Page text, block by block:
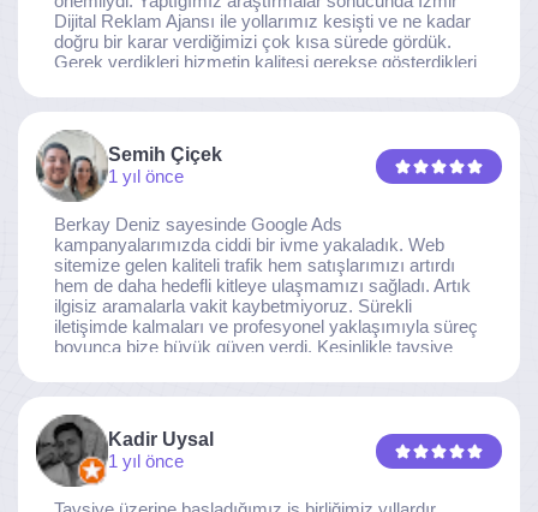
Dijital Reklam Ajansı ile yollarımız kesişti ve ne kadar
doğru bir karar verdiğimizi çok kısa sürede gördük.
Gerek verdikleri hizmetin kalitesi gerekse gösterdikleri
noktaya ulaştı. Kaliteden asla taviz vermeyen, her
ekibine gönülden teşekkür ederiz.
Semih Çiçek
1 yıl önce
Berkay Deniz sayesinde Google Ads
kampanyalarımızda ciddi bir ivme yakaladık. Web
sitemize gelen kaliteli trafik hem satışlarımızı artırdı
hem de daha hedefli kitleye ulaşmamızı sağladı. Artık
ilgisiz aramalarla vakit kaybetmiyoruz. Sürekli
iletişimde kalmaları ve profesyonel yaklaşımıyla süreç
boyunca bize büyük güven verdi. Kesinlikle tavsiye
Kadir Uysal
1 yıl önce